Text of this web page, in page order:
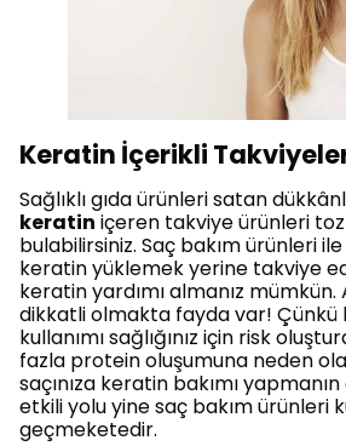
Keratin İçerikli
Sağlıklı gıda ürünleri satan
keratin içeren takviye ürünleri
bulabilirsiniz. Saç bakım ürünleri ile
keratin yüklemek yerine takviye
keratin yardımı almanız
dikkatli olmakta fayda var! Çünkü
kullanımı sağlığınız için risk
fazla protein oluşumuna neden
saçınıza keratin bakımı
etkili yolu yine saç bakım ürünleri
geçmeketedir.